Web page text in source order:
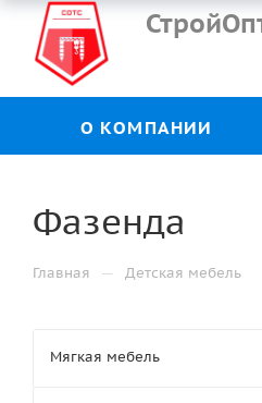
О КОМПАНИИ
Фазенда
Главная — Детская мебель
Мягкая мебель